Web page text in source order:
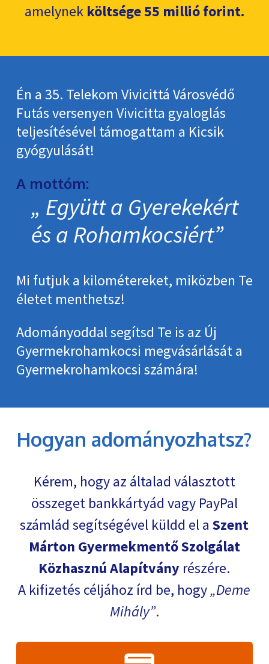
amelynek költsége 55 millió forint.
Én a 35. Telekom Vivicittá Városvédő
Futás versenyen Vivicitta gyaloglás
teljesítésével támogattam a Kicsik
gyógyulását!
A mottóm:
Együtt a Gyerekekért
és a Rohamkocsiért
Mi futjuk a kilométereket, miközben Te
életet menthetsz!
Adományoddal segítsd Te is az Új
Gyermekrohamkocsi megvásárlását a
Gyermekrohamkocsi számára!
Hogyan adományozhatsz?
Kérem, hogy az általad választott
összeget bankkártyád vagy PayPal
számlád segítségével küldd el aSzent
Márton Gyermekmentő Szolgálat
Közhasznú Alapítvány részére.
A kifizetés céljához írd be, hogy Deme
Mihály .